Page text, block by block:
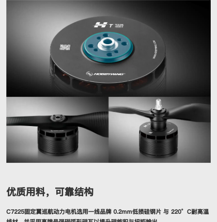
优质用料，可靠结构
C7225固定翼巡航动力电机选用一线品牌 0.2mm低损硅钢片 与 220°C耐高温